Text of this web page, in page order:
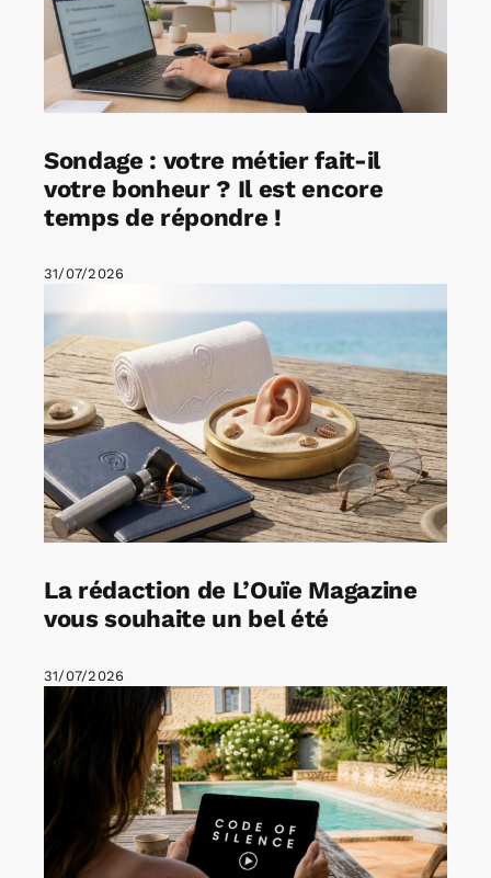
Sondage : votre métier fait-il
votre bonheur ? Il est encore
temps de répondre !
31/07/2026
La rédaction de L’Ouïe Magazine
vous souhaite un bel été
31/07/2026